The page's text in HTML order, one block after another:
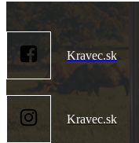
Kravec.sk
Kravec.sk